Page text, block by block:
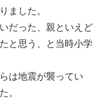
ました。
だった、親といえど
と思う、と当時小学
は地震が襲ってい
。